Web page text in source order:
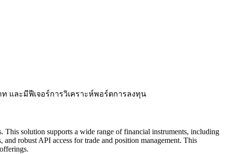
ท และมีฟีเจอร์การวิเคราะห์พอร์ตการลงทุน
This solution supports a wide range of financial instruments, including
robust API access for trade and position management. This